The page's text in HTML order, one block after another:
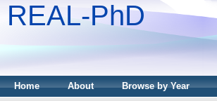
REAL-PhD
Home About Browse by Year